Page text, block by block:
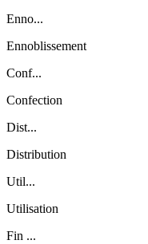
Enno...
Ennoblissement
Conf...
Confection
Dist...
Distribution
Util...
Utilisation
Fin ...